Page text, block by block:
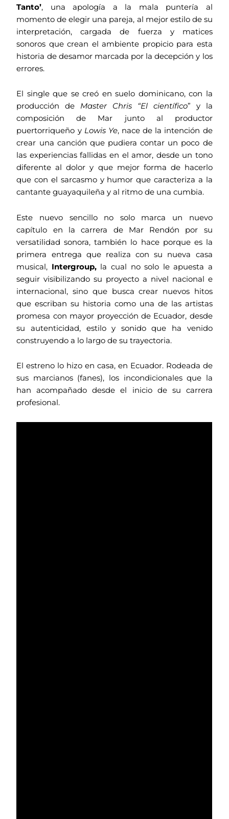
Tanto’, una apología a la mala puntería al
momento de elegir una pareja, al mejor estilo de su
interpretación, cargada de fuerza y matices
sonoros que crean el ambiente propicio para esta
historia de desamor marcada por la decepción y los
errores.
El single que se creó en suelo dominicano, con la
producción de Master Chris “El científico” y la
composición de Mar junto al productor
puertorriqueño y Lowis Ye, nace de la intención de
crear una canción que pudiera contar un poco de
las experiencias fallidas en el amor, desde un tono
diferente al dolor y que mejor forma de hacerlo
que con el sarcasmo y humor que caracteriza a la
cantante guayaquileña y al ritmo de una cumbia.
Este nuevo sencillo no solo marca un nuevo
capítulo en la carrera de Mar Rendón por su
versatilidad sonora, también lo hace porque es la
primera entrega que realiza con su nueva casa
musical, Intergroup,la cual no solo le apuesta a
seguir visibilizando su proyecto a nivel nacional e
internacional, sino que busca crear nuevos hitos
que escriban su historia como una de las artistas
promesa con mayor proyección de Ecuador, desde
su autenticidad, estilo y sonido que ha venido
construyendo a lo largo de su trayectoria.
El estreno lo hizo en casa, en Ecuador. Rodeada de
sus marcianos (fanes), los incondicionales que la
han acompañado desde el inicio de su carrera
profesional.